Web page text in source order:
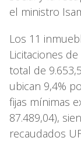
el ministro
Los 11
Licitaciones
total de
ubican 9,4%
fijas mínimas
87.489,04),
recaudados